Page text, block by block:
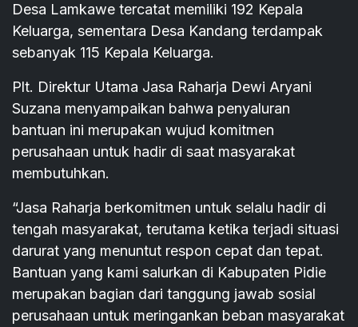
Desa Lamkawe tercatat memiliki 192 Kepala
Keluarga, sementara Desa Kandang terdampak
sebanyak 115 Kepala Keluarga.
Plt. Direktur Utama Jasa Raharja Dewi Aryani
Suzana menyampaikan bahwa penyaluran
bantuan ini merupakan wujud komitmen
perusahaan untuk hadir di saat masyarakat
membutuhkan.
“Jasa Raharja berkomitmen untuk selalu hadir di
tengah masyarakat, terutama ketika terjadi situasi
darurat yang menuntut respon cepat dan tepat.
Bantuan yang kami salurkan di Kabupaten Pidie
merupakan bagian dari tanggung jawab sosial
perusahaan untuk meringankan beban masyarakat